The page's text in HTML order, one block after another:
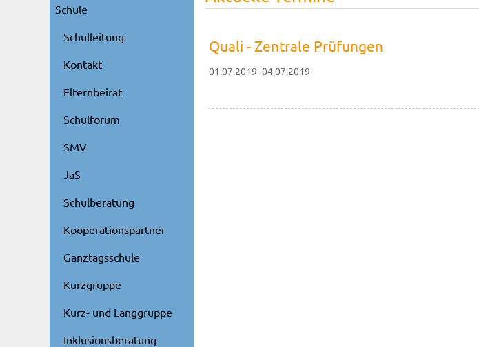
Quali - Zentrale Prüfungen
01.07.2019–04.07.2019
Schule
Schulleitung
Kontakt
Elternbeirat
Schulforum
SMV
JaS
Schulberatung
Kooperationspartner
Ganztagsschule
Kurzgruppe
Kurz- und Langgruppe
Inklusionsberatung